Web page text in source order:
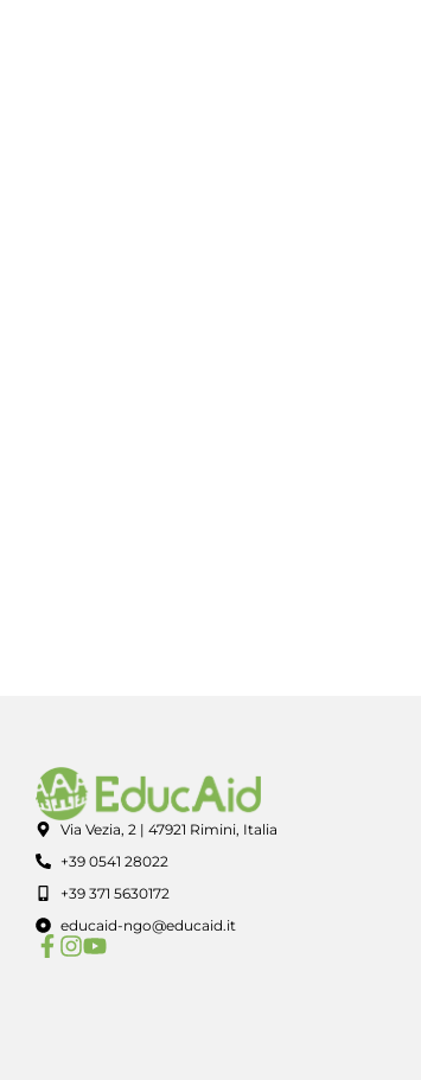
Via Vezia, 2 | 47921 Rimini, Italia
+39 0541 28022
+39 371 5630172
educaid-ngo@educaid.it